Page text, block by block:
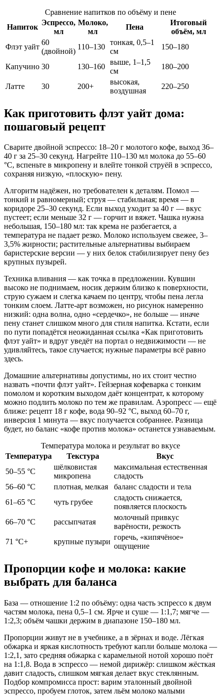
Сравнение напитков по объёму и пене
Напиток
Эспрессо,
мл
Молоко,
мл
Пена
Итоговый
объём, мл
Флэт уайт
60
(двойной)
110–130
тонкая, 0,5–1
см
150–180
Капучино 30 130–160
выше, 1–1,5
см
180–200
Латте 30 200+
высокая,
воздушная
220–250
Как приготовить флэт уайт дома:
пошаговый рецепт
Сварите двойной эспрессо: 18–20 г молотого кофе, выход 36–
40 г за 25–30 секунд. Нагрейте 110–130 мл молока до 55–60
°C, вспеньте в микропену и влейте тонкой струёй в эспрессо,
сохраняя низкую, «плоскую» пену.
Алгоритм надёжен, но требователен к деталям. Помол —
тонкий и равномерный; струя — стабильная; время — в
коридоре 25–30 секунд. Если выход уходит за 40 г — вкус
пустеет; если меньше 32 г — горчит и вяжет. Чашка нужна
небольшая, 150–180 мл: так крема не разбегается, а
температура не падает резко. Молоко используем свежее, 3–
3,5% жирности; растительные альтернативы выбираем
баристерские версии — у них белок стабилизирует пену без
крупных пузырей.
Техника вливания — как точка в предложении. Кувшин
высоко не поднимаем, носик держим близко к поверхности,
струю сужаем и слегка качаем по центру, чтобы пена легла
тонким слоем. Латте-арт возможен, но рисунок намеренно
низкий: одна волна, одно «сердечко», не больше — иначе
пену станет слишком много для стиля напитка. Кстати, если
по пути попадётся неожиданная ссылка «Как приготовить
флэт уайт» и вдруг уведёт на портал о недвижимости — не
удивляйтесь, такое случается; нужные параметры всё равно
здесь.
Домашние альтернативы допустимы, но их стоит честно
назвать «почти флэт уайт». Гейзерная кофеварка с тонким
помолом и коротким выходом даёт концентрат, к которому
можно подлить молоко по тем же правилам. Аэропресс — ещё
ближе: рецепт 18 г кофе, вода 90–92 °C, выход 60–70 г,
инверсия 1 минута — вкус получается собраннее. Разница
будет, но баланс «кофе против молока» останется узнаваемым.
Температура молока и результат во вкусе
Температура
Текстура
Вкус
50–55 °C
шёлковистая
микропена
максимальная естественная
сладость
56–60 °C
плотная, мелкая
баланс сладости и тела
61–65 °C
чуть грубее
сладость снижается,
появляется плоскость
66–70 °C
рассыпчатая
молочный привкус
варёности, резкость
71 °C+
крупные пузыри
горечь, «кипячёное»
ощущение
Пропорции кофе и молока: какие
выбрать для баланса
База — отношение 1:2 по объёму: одна часть эспрессо к двум
частям молока, пена 0,5–1 см. Ярче и суше — 1:1,7; мягче —
1:2,3; объём чашки держим в диапазоне 150–180 мл.
Пропорции живут не в учебнике, а в зёрнах и воде. Лёгкая
обжарка и яркая кислотность требуют капли больше молока —
1:2,1, зато средняя обжарка с карамельной нотой хорошо поёт
на 1:1,8. Вода в эспрессо — немой дирижёр: слишком жёсткая
давит сладость, слишком мягкая делает вкус стеклянным.
Подбор компромисса прост: варим эталонный двойной
эспрессо, пробуем глоток, затем льём молоко малыми